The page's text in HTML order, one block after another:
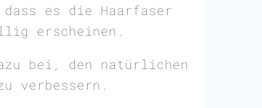
es die Haarfaser
erscheinen.
bei, den natürlichen
verbessern.